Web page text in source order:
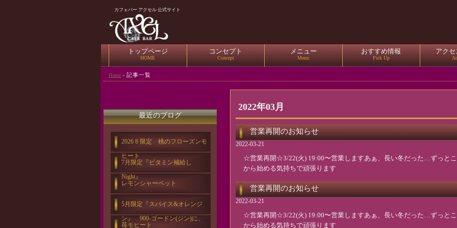
カフェバー アクセル 公式サイト
トップページ
HOME
コンセプト
Concept
メニュー
Menu
おすすめ情報
Pick Up
アク
Home » 記事一覧
2022年03月
営業再開のお知らせ
2022-03-21
☆営業再開☆3/22(火) 19:00〜営業しますあぁ、長い冬だった…ずっと
から始める気持ちで頑張ります
営業再開のお知らせ
2022-03-21
☆営業再開☆3/22(火) 19:00〜営業しますあぁ、長い冬だった…ずっと
から始める気持ちで頑張ります
最近のブログ
2026 8 限定 桃のフローズンモ
ヒート
7月限定『ビタミン補給し
Night』
レモンシャーベット
5月限定『スパイス&オレンジ
ン』 900-ゴードン(ジン)に、
苺モヒート